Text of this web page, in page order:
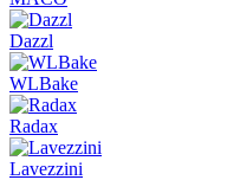
Dazzl
WLBake
Radax
Lavezzini